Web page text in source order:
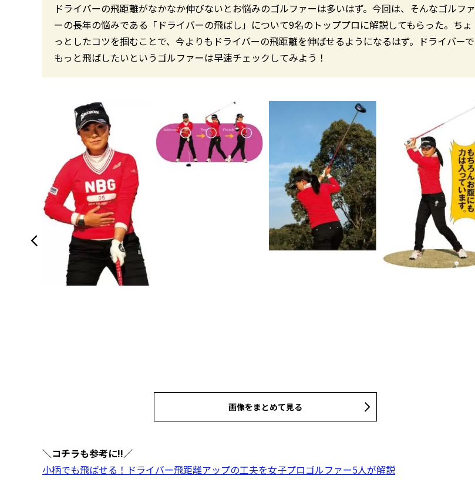
ドライバーの飛距離がなかなか伸びないとお悩みのゴルファーは多いはず。今回は、そんなゴルファ
ーの長年の悩みである「ドライバーの飛ばし」について9名のトッププロに解説してもらった。ちょ
っとしたコツを掴むことで、今よりもドライバーの飛距離を伸ばせるようになるはず。ドライバーで
もっと飛ばしたいというゴルファーは早速チェックしてみよう！
画像をまとめて見る
＼コチラも参考に!!／
小柄でも飛ばせる！ドライバー飛距離アップの工夫を女子プロゴルファー5人が解説